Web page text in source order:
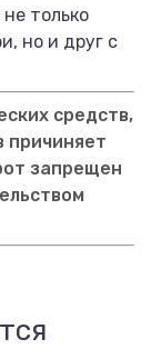
только
но и друг с
средств,
причиняет
запрещен